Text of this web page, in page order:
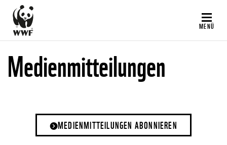
Direkt
zum
Inhalt
MENÜ
Medienmitteilungen
MEDIENMITTEILUNGEN ABONNIEREN